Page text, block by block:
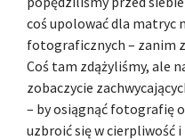
coś upolować dla matryc
fotograficznych – zanim
Coś tam zdążyliśmy, ale
zobaczycie
– by osiągnąć fotografię
uzbroić się w cierpliwość